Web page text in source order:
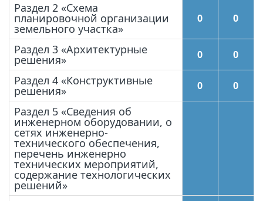
Раздел 2 «Схема
планировочной организации
земельного участка»
0 0
Раздел 3 «Архитектурные
решения» 0 0
Раздел 4 «Конструктивные
решения» 0 0
Раздел 5 «Сведения об
инженерном оборудовании, о
сетях инженерно-
технического обеспечения,
перечень инженерно
технических мероприятий,
содержание технологических
решений»